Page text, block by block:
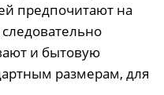
предпочитают на
и бытовую
размерам, для